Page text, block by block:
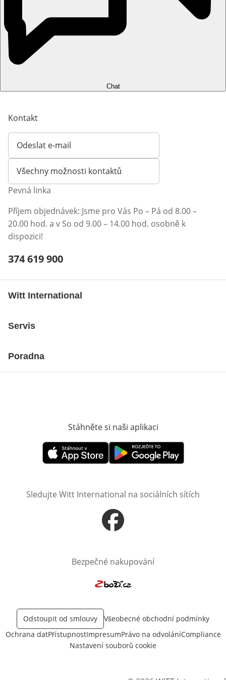
Chat
Kontakt
Odeslat e-mail
Otevírá e-mailového klienta
Všechny možnosti kontaktů
Pevná linka
Příjem objednávek: Jsme pro Vás Po – Pá od 8.00 –
20.00 hod. a v So od 9.00 – 14.00 hod. osobně k
dispozici!
Telefonní číslo:
374 619 900
Witt International
Servis
Poradna
Stáhněte si naši aplikaci
Otevře v novém okněOtevře v novém okně
Sledujte Witt International na sociálních sítích
Otevře v novém okně
Bezpečné nakupování
Odstoupit od smlouvy
Všeobecné obchodní podmínky
Ochrana datPřístupnostImpresumPrávo na odvoláníCompliance
Nastavení souborů cookie